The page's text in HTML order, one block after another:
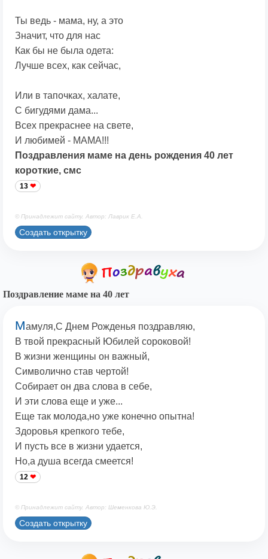
Ты ведь - мама, ну, а это
Значит, что для нас
Как бы не была одета:
Лучше всех, как сейчас,
Или в тапочках, халате,
С бигудями дама...
Всех прекраснее на свете,
И любимей - МАМА!!!
Поздравления маме на день рождения 40 лет
короткие, смс
13
© Принадлежит сайту. Автор: Лаврик Е.А.
Создать открытку
Поздравление маме на 40 лет
Мамуля,С Днем Рожденья поздравляю,
В твой прекрасный Юбилей сороковой!
В жизни женщины он важный,
Символично став чертой!
Собирает он два слова в себе,
И эти слова еще и уже...
Еще так молода,но уже конечно опытна!
Здоровья крепкого тебе,
И пусть все в жизни удается,
Но,а душа всегда смеется!
12
© Принадлежит сайту. Автор: Шеменкова Ю.Э.
Создать открытку